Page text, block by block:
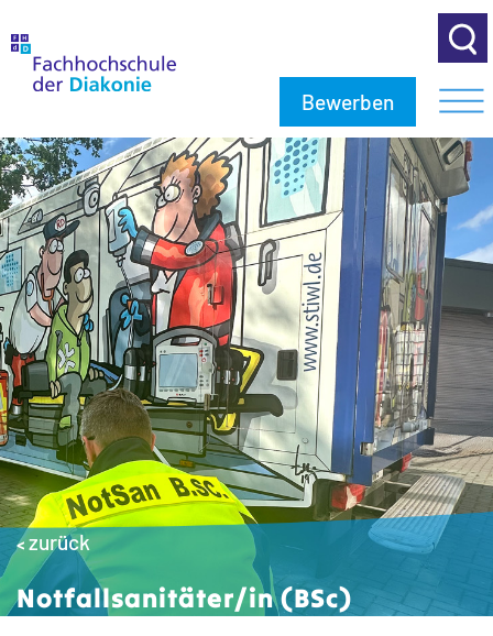
Bewerben
<zurück
Notfallsanitäter/in (BSc)